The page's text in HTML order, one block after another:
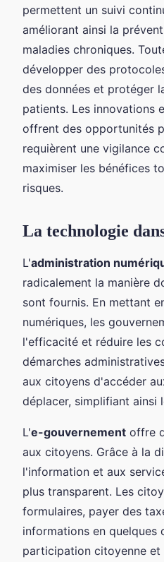
permettent un suivi
améliorant ainsi la
maladies chroniques.
développer des
des données et protéger
patients. Les innovations
offrent des opportunités
requièrent une vigilance
maximiser les bénéfices
risques.
La technologie
L'administration
radicalement la manière
sont fournis. En mettant
numériques, les
l'efficacité et réduire les
démarches
aux citoyens d'accéder
déplacer, simplifiant ainsi
L'e-gouvernement offre
aux citoyens. Grâce à la
l'information et aux
plus transparent. Les
formulaires, payer des
informations en quelques
participation citoyenne et